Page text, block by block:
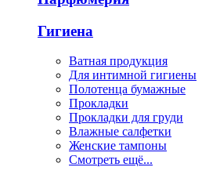
Гигиена
Ватная продукция
Для интимной гигиены
Полотенца бумажные
Прокладки
Прокладки для груди
Влажные салфетки
Женские тампоны
Смотреть ещё...